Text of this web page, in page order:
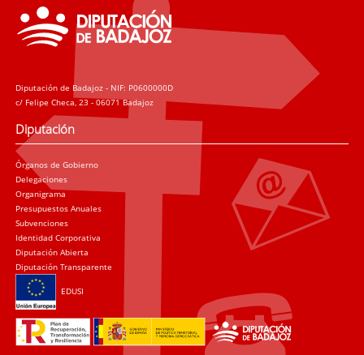
Diputación de Badajoz - NIF: P0600000D
c/ Felipe Checa, 23 - 06071 Badajoz
Diputación
Órganos de Gobierno
Delegaciones
Organigrama
Presupuestos Anuales
Subvenciones
Identidad Corporativa
Diputación Abierta
Diputación Transparente
EDUSI